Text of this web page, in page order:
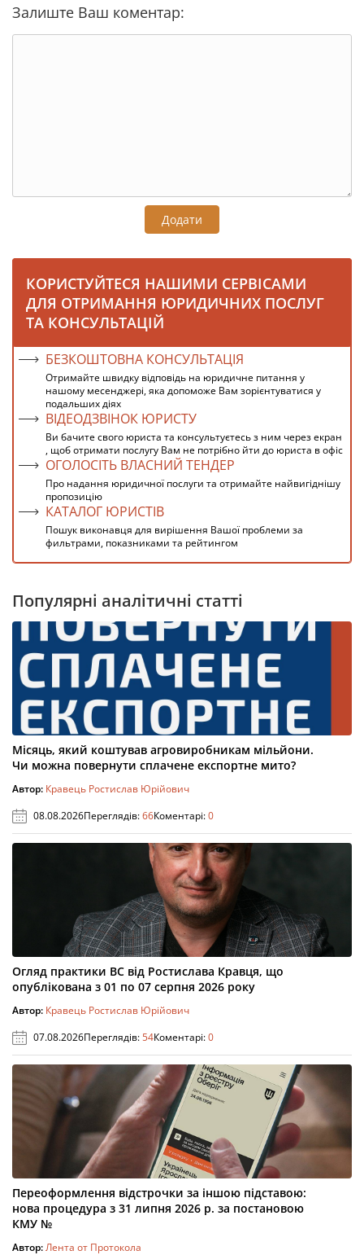
Залиште Ваш коментар:
Додати
КОРИСТУЙТЕСЯ НАШИМИ СЕРВІСАМИ
ДЛЯ ОТРИМАННЯ ЮРИДИЧНИХ ПОСЛУГ
ТА КОНСУЛЬТАЦІЙ
БЕЗКОШТОВНА КОНСУЛЬТАЦІЯ
Отримайте швидку відповідь на юридичне питання у
нашому месенджері, яка допоможе Вам зорієнтуватися у
подальших діях
ВІДЕОДЗВІНОК ЮРИСТУ
Ви бачите свого юриста та консультуєтесь з ним через екран
, щоб отримати послугу Вам не потрібно йти до юриста в офіс
ОГОЛОСІТЬ ВЛАСНИЙ ТЕНДЕР
Про надання юридичної послуги та отримайте найвигіднішу
пропозицію
КАТАЛОГ ЮРИСТІВ
Пошук виконавця для вирішення Вашої проблеми за
фильтрами, показниками та рейтингом
Популярні аналітичні статті
Місяць, який коштував агровиробникам мільйони.
Чи можна повернути сплачене експортне мито?
Автор: Кравець Ростислав Юрійович
08.08.2026Переглядів:66Коментарі:0
Огляд практики ВС від Ростислава Кравця, що
опублікована з 01 по 07 серпня 2026 року
Автор: Кравець Ростислав Юрійович
07.08.2026Переглядів:54Коментарі:0
Переоформлення відстрочки за іншою підставою:
нова процедура з 31 липня 2026 р. за постановою
КМУ №
Автор:Лента от Протокола